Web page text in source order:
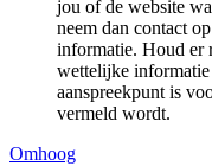
jou of de website
neem dan contact
informatie. Houd er
wettelijke
aanspreekpunt is
vermeld wordt.
Omhoog